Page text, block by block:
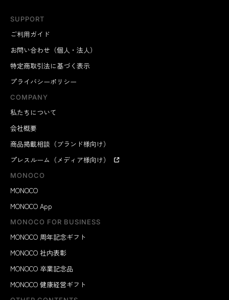
SUPPORT
ご利用ガイド
お問い合わせ（個人・法人）
特定商取引法に基づく表示
プライバシーポリシー
COMPANY
私たちについて
会社概要
商品掲載相談（ブランド様向け）
プレスルーム（メディア様向け）
MONOCO
MONOCO
MONOCO App
MONOCO FOR BUSINESS
MONOCO 周年記念ギフト
MONOCO 社内表彰
MONOCO 卒業記念品
MONOCO 健康経営ギフト